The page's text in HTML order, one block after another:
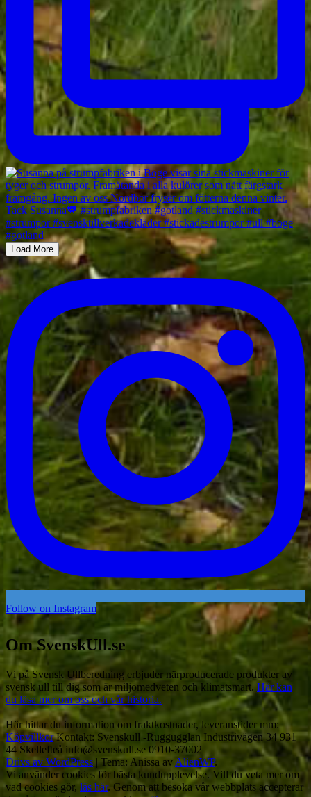
Load More
Follow on Instagram
Om SvenskUll.se
Vi på Svensk Ullberedning erbjuder närproducerade produkter av
svensk ull till dig som är miljömedveten och klimatsmart. Här kan
du läsa mer om oss och vår historia.
Här hittar du information om fraktkostnader, leveranstider mm:
KöpvillkorKontakt: Svenskull -Ruggugglan Industrivägen 34 931
44 Skellefteå info@svenskull.se 0910-37002
Drivs av WordPress | Tema: Anissa av AlienWP.
Vi använder cookies för bästa kundupplevelse. Vill du veta mer om
vad cookies gör, läs här. Genom att besöka vår webbplats accepterar